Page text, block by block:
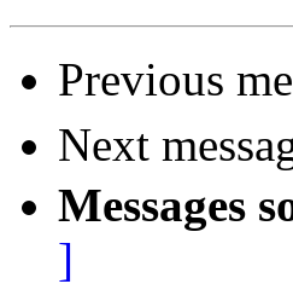
Previous
Next
Messages
]